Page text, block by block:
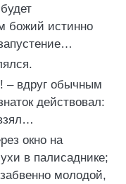
божий истинно
– вдруг обычным
действовал:
окно на
в палисаднике;
молодой,